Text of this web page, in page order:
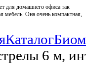
для домашнего офиса так
мебель. Она очень компактная,
Каталог
6 м,